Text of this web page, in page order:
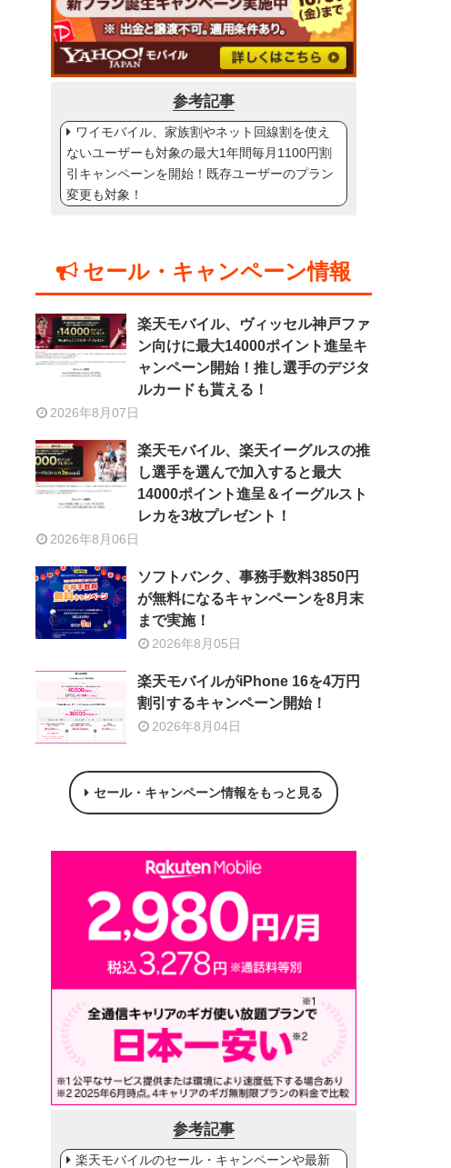
参考記事
ワイモバイル、家族割やネット回線割を使え
ないユーザーも対象の最大1年間毎月1100円割
引キャンペーンを開始！既存ユーザーのプラン
変更も対象！
セール・キャンペーン情報
楽天モバイル、ヴィッセル神戸ファ
ン向けに最大14000ポイント進呈キ
ャンペーン開始！推し選手のデジタ
ルカードも貰える！
2026年8月07日
楽天モバイル、楽天イーグルスの推
し選手を選んで加入すると最大
14000ポイント進呈＆イーグルスト
レカを3枚プレゼント！
2026年8月06日
ソフトバンク、事務手数料3850円
が無料になるキャンペーンを8月末
まで実施！
2026年8月05日
楽天モバイルがiPhone 16を4万円
割引するキャンペーン開始！
2026年8月04日
セール・キャンペーン情報をもっと見る
参考記事
楽天モバイルのセール・キャンペーンや最新